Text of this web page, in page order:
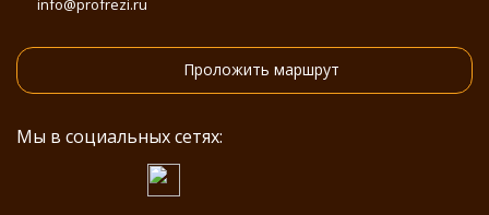
info@profrezi.ru
Проложить маршрут
Мы в социальных сетях: